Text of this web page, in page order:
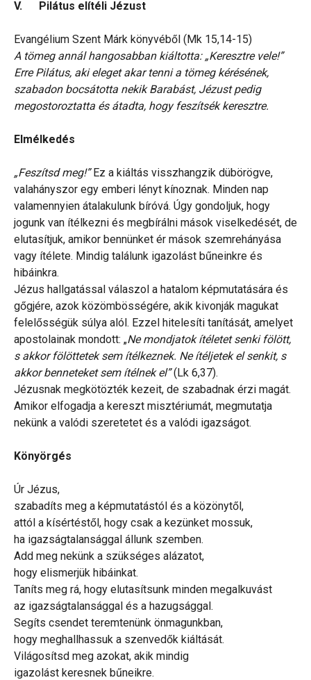
V. Pilátus elítéli Jézust
Evangélium Szent Márk könyvéből (Mk 15,14-15)
A tömeg annál hangosabban kiáltotta: „Keresztre vele!”
Erre Pilátus, aki eleget akar tenni a tömeg kérésének,
szabadon bocsátotta nekik Barabást, Jézust pedig
megostoroztatta és átadta, hogy feszítsék keresztre.
Elmélkedés
„Feszítsd meg!”Ez a kiáltás visszhangzik dübörögve,
valahányszor egy emberi lényt kínoznak. Minden nap
valamennyien átalakulunk bíróvá. Úgy gondoljuk, hogy
jogunk van ítélkezni és megbírálni mások viselkedését, de
elutasítjuk, amikor bennünket ér mások szemrehányása
vagy ítélete. Mindig találunk igazolást bűneinkre és
hibáinkra.
Jézus hallgatással válaszol a hatalom képmutatására és
gőgjére, azok közömbösségére, akik kivonják magukat
felelősségük súlya alól. Ezzel hitelesíti tanítását, amelyet
apostolainak mondott: „Ne mondjatok ítéletet senki fölött,
s akkor fölöttetek sem ítélkeznek. Ne ítéljetek el senkit, s
akkor benneteket sem ítélnek el”(Lk 6,37).
Jézusnak megkötözték kezeit, de szabadnak érzi magát.
Amikor elfogadja a kereszt misztériumát, megmutatja
nekünk a valódi szeretetet és a valódi igazságot.
Könyörgés
Úr Jézus,
szabadíts meg a képmutatástól és a közönytől,
attól a kísértéstől, hogy csak a kezünket mossuk,
ha igazságtalansággal állunk szemben.
Add meg nekünk a szükséges alázatot,
hogy elismerjük hibáinkat.
Taníts meg rá, hogy elutasítsunk minden megalkuvást
az igazságtalansággal és a hazugsággal.
Segíts csendet teremtenünk önmagunkban,
hogy meghallhassuk a szenvedők kiáltását.
Világosítsd meg azokat, akik mindig
igazolást keresnek bűneikre.